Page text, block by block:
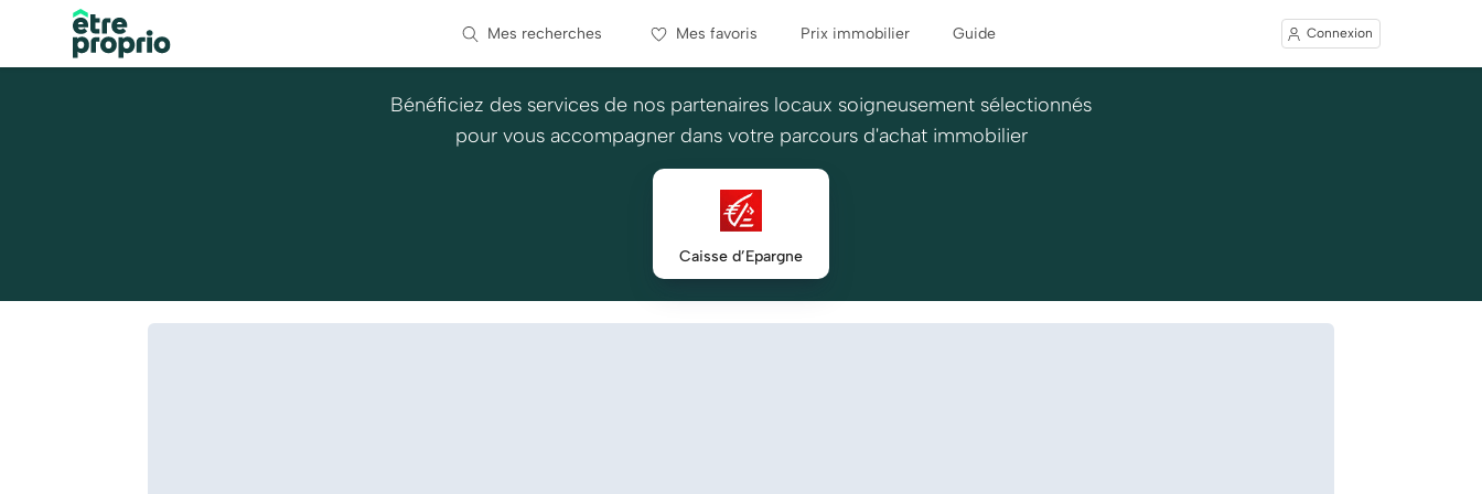
Mes recherches Mes favoris Prix immobilier Guide Connexion
Bénéficiez des services de nos partenaires locaux soigneusement sélectionnés
pour vous accompagner dans votre parcours d'achat immobilier
Caisse d’Epargne